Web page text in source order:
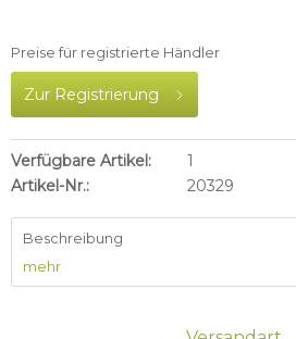
Preise für registrierte Händler
Zur Registrierung
Verfügbare Artikel:
1
Artikel-Nr.:
20329
Beschreibung
mehr